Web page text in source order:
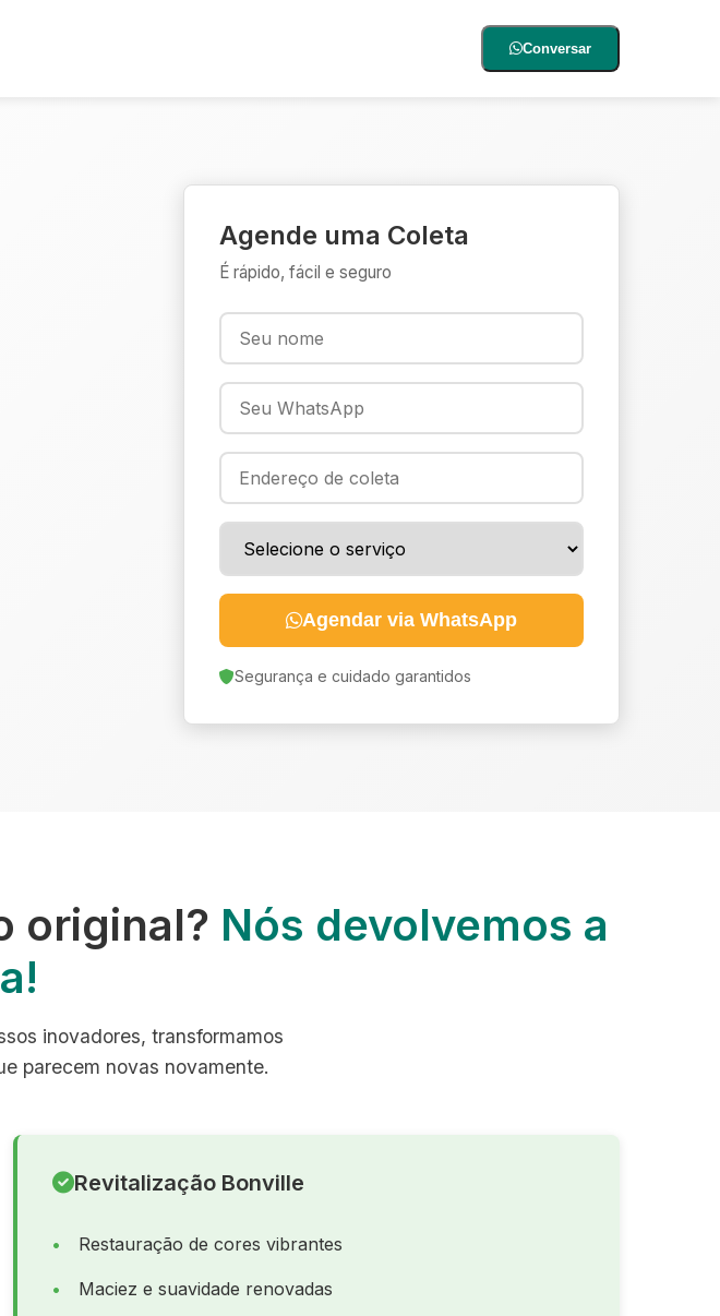
Conversar
Agende uma Coleta
É rápido, fácil e seguro
Agendar via WhatsApp
Segurança e cuidado garantidos
original? Nós devolvemos a
inovadores, transformamos
parecem novas novamente.
Revitalização Bonville
Restauração de cores vibrantes
Maciez e suavidade renovadas